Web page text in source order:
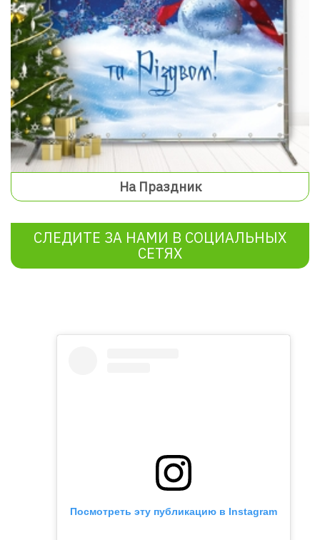
На Праздник
СЛЕДИТЕ ЗА НАМИ В СОЦИАЛЬНЫХ
СЕТЯХ
Посмотреть эту публикацию в Instagram